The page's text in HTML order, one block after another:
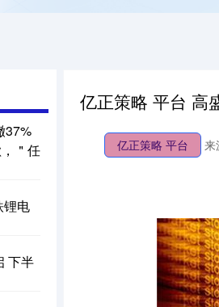
亿正策略 平台 高
亿正策略 平台 来
37%
＂任
锂电
下半